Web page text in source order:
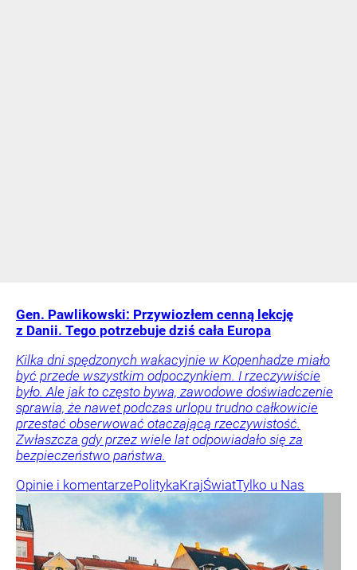
Gen. Pawlikowski: Przywiozłem cenną lekcję
z Danii. Tego potrzebuje dziś cała Europa
Kilka dni spędzonych wakacyjnie w Kopenhadze miało
być przede wszystkim odpoczynkiem. I rzeczywiście
było. Ale jak to często bywa, zawodowe doświadczenie
sprawia, że nawet podczas urlopu trudno całkowicie
przestać obserwować otaczającą rzeczywistość.
Zwłaszcza gdy przez wiele lat odpowiadało się za
bezpieczeństwo państwa.
Opinie i komentarzePolitykaKrajŚwiatTylko u Nas